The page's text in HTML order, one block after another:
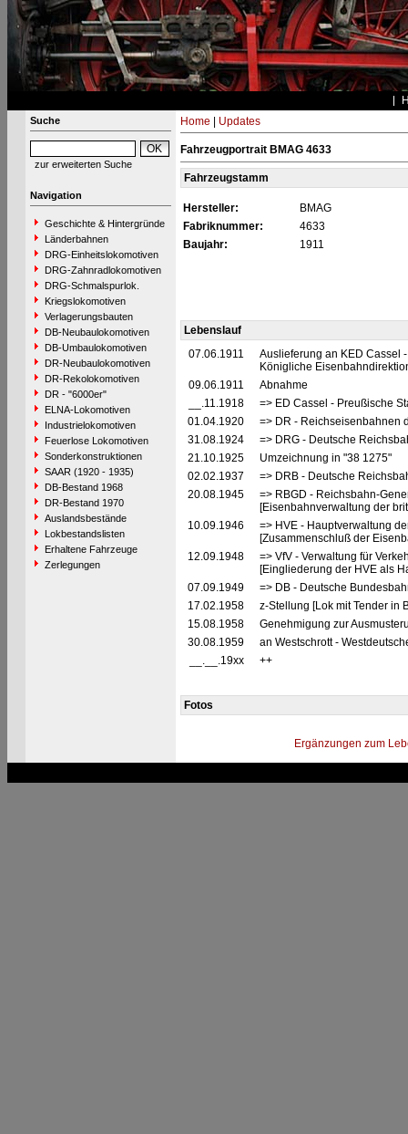
Suche
zur erweiterten Suche
Navigation
Geschichte & Hintergründe
Länderbahnen
DRG-Einheitslokomotiven
DRG-Zahnradlokomotiven
DRG-Schmalspurlok.
Kriegslokomotiven
Verlagerungsbauten
DB-Neubaulokomotiven
DB-Umbaulokomotiven
DR-Neubaulokomotiven
DR-Rekolokomotiven
DR - "6000er"
ELNA-Lokomotiven
Industrielokomotiven
Feuerlose Lokomotiven
Sonderkonstruktionen
SAAR (1920 - 1935)
DB-Bestand 1968
DR-Bestand 1970
Auslandsbestände
Lokbestandslisten
Erhaltene Fahrzeuge
Zerlegungen
Home Updates
Fahrzeugportrait BMAG 4633
Fahrzeugstamm
Hersteller:
BMAG
Fabriknummer:
4633
Baujahr:
1911
Lebenslauf
07.06.1911
Auslieferung an KED Cassel
Königliche
09.06.1911
Abnahme
__.11.1918
=> ED Cassel - Preußische
01.04.1920
=> DR - Reichseisenbahnen
31.08.1924
=> DRG - Deutsche
21.10.1925
Umzeichnung in "38 1275"
02.02.1937
=> DRB - Deutsche
20.08.1945
=> RBGD - Reichsbahn-
[Eisenbahnverwaltung der
10.09.1946
=> HVE - Hauptverwaltung
[Zusammenschluß der
12.09.1948
=> VfV - Verwaltung für
[Eingliederung der HVE als
07.09.1949
=> DB - Deutsche
17.02.1958
z-Stellung [Lok mit Tender in
15.08.1958
Genehmigung zur
30.08.1959
an Westschrott -
__.__.19xx
++
Fotos
Ergänzungen zum